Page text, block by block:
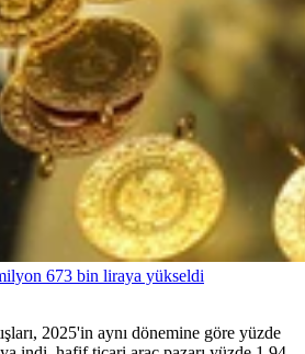
673 bin liraya yükseldi
2025'in aynı dönemine göre yüzde